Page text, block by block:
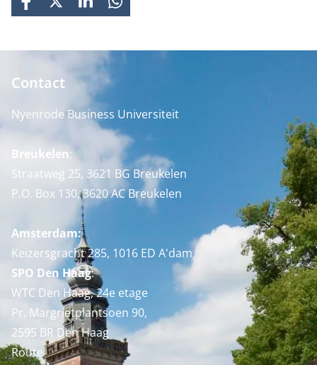
FACEBOOK
X LINKEDINWHATSAPP
Contact
Nyenrode Business Universiteit
Breukelen:
Straatweg 25, 3621 BG Breukelen
P.O. Box 130, 3620 AC Breukelen
Amsterdam:
Keizersgracht 285, 1016 ED A'dam
SPO Den Haag:
WTC Den Haag, 24e etage
Pr. Margrietplantsoen 90,
2595 BR Den Haag
Route